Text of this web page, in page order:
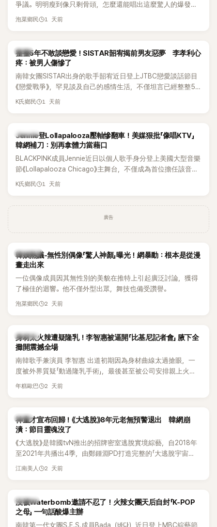
爭議。明明瘦到像只剩骨頭，怎麼還能唱出這麼驚人的爆發力
和音量？
泡菜鄉民 1 天前
韓星
整整5年不敢談戀愛！SISTAR韶宥揭前男友惡夢 李孝利心
疼：被男人傷慘了
南韓女團SISTAR出身的歌手韶宥近日登上JTBC戀愛談話節目
《戀愛戰爭》，罕見談及自己的感情生活，不僅坦言已經整整5
年沒有談戀愛，更首度透露空窗至今的原因，全與上一段戀情
K氏鄉民 1 天前
K-POP
Jennie登Lollapalooza壓軸慘翻車！美媒狠批「像唱KTV」
韓網補刀：別再拿體力當藉口
BLACKPINK成員Jennie近日以個人歌手身分登上美國大型音樂
節《Lollapalooza Chicago》主舞台，不僅成為首位擔任該音樂
節Headliner（壓軸主秀）的K-POP女SOLO歌手，寫下全新紀
K氏鄉民 1 天前
廣告
熱議討論
韓娛熱議-無性別偶像「驚人神顏」曝光！網暴動：根本是從漫
畫走出來
一位偶像成員因其無性別的美貌在推特上引起廣泛討論，獲得
了極佳的迴響。他不僅外型出眾，舞技也備受讚譽。
泡菜鄉民 2 天前
K-POP
身材太火辣遭疑隆乳！李智惠被逼開「比基尼記者會」 腋下全
攤開震撼全場
南韓歌手兼演員 李智惠 出道初期因為身材曲線太過搶眼，一
度被外界質疑「動過隆乳手術」，最後甚至被公司安排親上火
線，召開前所未見的「泳裝記者會」澄清。這場記者會後來還被
熱議。 2日播出的 SBS 綜藝節目《我的經紀人太難搞－秘書
鎮》，邀請同時兼顧工作與育兒的演藝圈代表「媽媽群」——李智
惠、李賢怡、李恩亨，以第13位「My Star」身分登場，分享最真
實的生活日常。 節目一開始，李瑞鎮 率先與李智惠會合，兩人
邊搭車邊聊天，氣氛輕鬆。聊到最近的新聞，李瑞鎮突然直球
發問：「妳不是上新聞了？說妳去做整形？是人中縮短手術嗎？」
延燒到過去的爭議。李瑞鎮脫口補刀：「妳以前不是還在游泳池
開過記者會？」直接點名她當年的風波。李智惠聽了忍不住笑
說：「哥怎麼連這個都知道？」李瑞鎮則回嘴：「那時候新聞鬧那
年糕歐巴 2 天前
韓星
神童才宣布回歸！《大逃脫》8年元老無預警退出 韓網崩
潰：節目靈魂沒了
《大逃脫》是韓國tvN推出的招牌密室逃脫實境綜藝，自2018年
至2021年共播出4季，由鄭鍾淵PD打造完整的「大逃脫宇宙
（DTCU）」，憑藉燒腦劇情、電影級場景與龐大世界觀，累積
江南美人 2 天前
K-POP
沒被Waterbomb邀請不忍了！火辣女團天后自封「K-POP
之母」 一句話酸爆主辦
南韓第一代女團S.E.S.成員Bada（바다）近日登上MBC綜藝節